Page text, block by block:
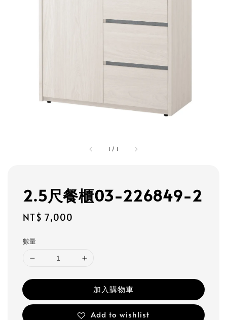
1 / 1
2.5尺餐櫃03-226849-2
Regular
NT$ 7,000
數量
加入購物車
Add to wishlist